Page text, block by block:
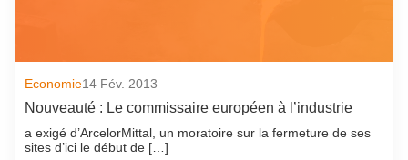
Economie14 Fév. 2013
Nouveauté : Le commissaire européen à l’industrie
a exigé d’ArcelorMittal, un moratoire sur la fermeture de ses
sites d’ici le début de […]